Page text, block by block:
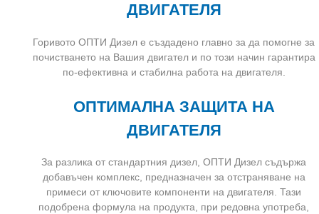
ДВИГАТЕЛЯ
Горивото ОПТИ Дизел е създадено главно за да помогне за
почистването на Вашия двигател и по този начин гарантира
по-ефективна и стабилна работа на двигателя.
ОПТИМАЛНА ЗАЩИТА НА
ДВИГАТЕЛЯ
За разлика от стандартния дизел, ОПТИ Дизел съдържа
добавъчен комплекс, предназначен за отстраняване на
примеси от ключовите компоненти на двигателя. Тази
подобрена формула на продукта, при редовна употреба,